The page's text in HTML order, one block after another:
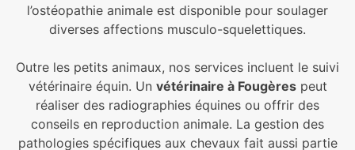
l’ostéopathie animale est disponible pour soulager
diverses affections musculo-squelettiques.
Outre les petits animaux, nos services incluent le suivi
vétérinaire équin. Un vétérinaire à Fougèrespeut
réaliser des radiographies équines ou offrir des
conseils en reproduction animale. La gestion des
pathologies spécifiques aux chevaux fait aussi partie